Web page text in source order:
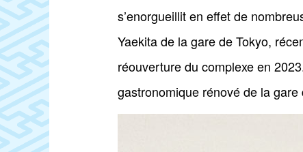
s’enorgueillit en effet de
Yaekita de la gare de Tokyo,
réouverture du complexe en
gastronomique rénové de la gare